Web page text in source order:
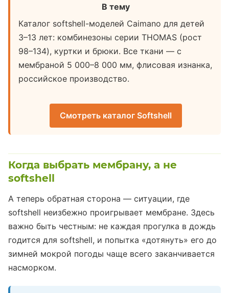
В тему
Каталог softshell-моделей Caimano для детей
3–13 лет: комбинезоны серии THOMAS (рост
98–134), куртки и брюки. Все ткани — с
мембраной 5 000–8 000 мм, флисовая изнанка,
российское производство.
Смотреть каталог Softshell
Когда выбрать мембрану, а не
softshell
А теперь обратная сторона — ситуации, где
softshell неизбежно проигрывает мембране. Здесь
важно быть честным: не каждая прогулка в дождь
годится для softshell, и попытка «дотянуть» его до
зимней мокрой погоды чаще всего заканчивается
насморком.